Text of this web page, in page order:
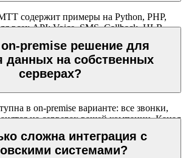
содержит примеры на Python, PHP,
всех API: Voice, SMS, Callback, HLR.
сразу при регистрации.
premise решение для
данных на собственных
серверах?
в on-premise варианте: все звонки,
на серверах вашей компании. Канал
клиента и МТТ защищён VPN.
сложна интеграция с
системами?